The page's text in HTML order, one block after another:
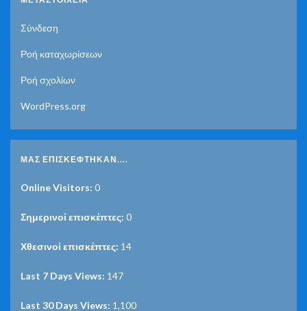
Σύνδεση
Ροή καταχωρίσεων
Ροή σχολίων
WordPress.org
ΜΑΣ ΕΠΙΣΚΈΦΤΗΚΑΝ....
Online Visitors: 0
Σημερινοί επισκέπτες: 0
Χθεσινοί επισκέπτες: 14
Last 7 Days Views: 147
Last 30 Days Views: 1,100